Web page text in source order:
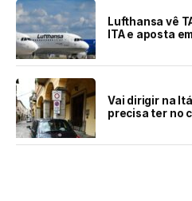
Lufthansa vê
ITA e aposta
Vai dirigir na
precisa ter no